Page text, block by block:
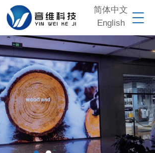
简体中文
English